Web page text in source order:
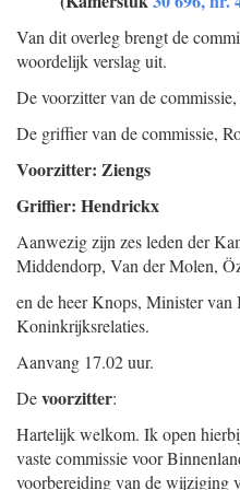
Van dit overleg brengt de
woordelijk verslag uit.
De voorzitter van de commissie,
De griffier van de commissie,
Voorzitter: Ziengs
Griffier: Hendrickx
Aanwezig zijn zes leden der
Middendorp, Van der Molen,
en de heer Knops, Minister van
Koninkrijksrelaties.
Aanvang 17.02 uur.
Devoorzitter:
Hartelijk welkom. Ik open
vaste commissie voor
voorbereiding van de wijziging